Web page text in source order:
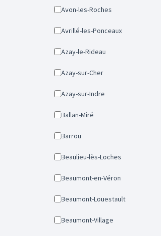
Avon-les-Roches
Avrillé-les-Ponceaux
Azay-le-Rideau
Azay-sur-Cher
Azay-sur-Indre
Ballan-Miré
Barrou
Beaulieu-lès-Loches
Beaumont-en-Véron
Beaumont-Louestault
Beaumont-Village